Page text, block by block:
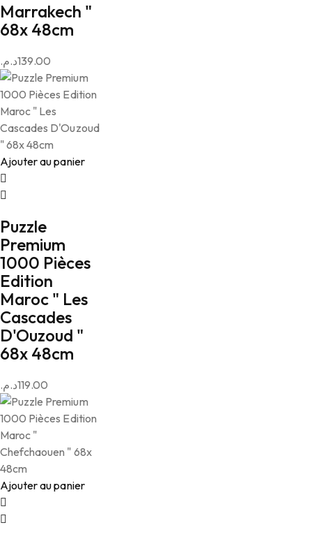
Marrakech "
68x 48cm
139.00د.م.
Ajouter au panier
Puzzle
Premium
1000 Pièces
Edition
Maroc " Les
Cascades
D'Ouzoud "
68x 48cm
119.00د.م.
Ajouter au panier